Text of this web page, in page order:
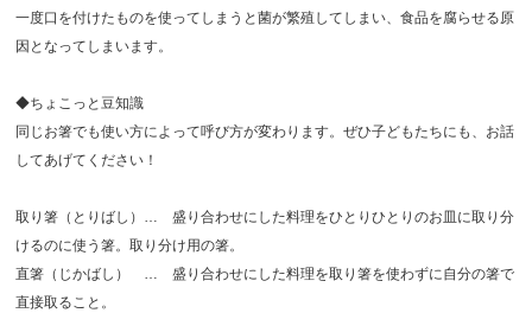
一度口を付けたものを使ってしまうと菌が繁殖してしまい、食品を腐らせる原
因となってしまいます。
◆ちょこっと豆知識
同じお箸でも使い方によって呼び方が変わります。ぜひ子どもたちにも、お話
してあげてください！
取り箸（とりばし）… 盛り合わせにした料理をひとりひとりのお皿に取り分
けるのに使う箸。取り分け用の箸。
直箸（じかばし） … 盛り合わせにした料理を取り箸を使わずに自分の箸で
直接取ること。